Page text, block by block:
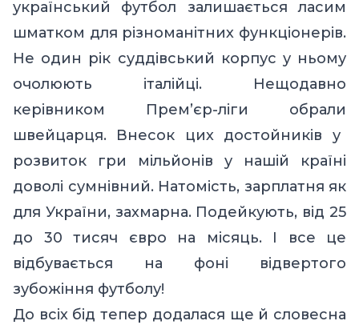
український футбол залишається ласим
шматком для різноманітних функціонерів.
Не один рік суддівський корпус у ньому
очолюють італійці. Нещодавно
керівником Прем’єр-ліги обрали
швейцарця. Внесок цих достойників у
розвиток гри мільйонів у нашій країні
доволі сумнівний.Натомість, зарплатня як
для України, захмарна. Подейкують, від 25
до 30 тисяч євро на місяць. І все це
відбувається на фоні відвертого
зубожіння футболу!
До всіх бід тепер додалася ще й словесна